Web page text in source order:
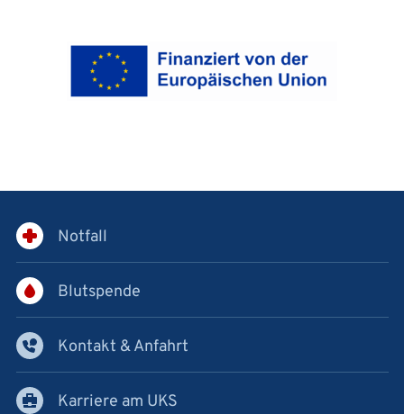
Notfall
Blutspende
Kontakt & Anfahrt
Karriere am UKS